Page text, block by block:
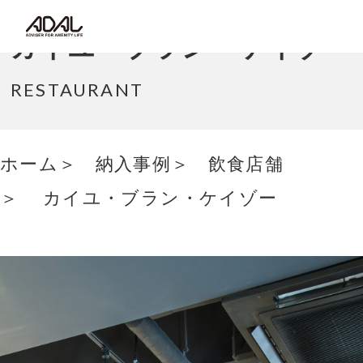
コラム
最新情報/ニュース
カイユ・ブラン・ケイゾー
RESTAURANT
ホーム 納入事例
飲食店舗
カイユ・ブラン・ケイゾー